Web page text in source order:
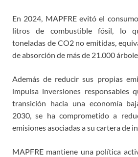
En 2024, MAPFRE evitó el
litros de combustible fósil, lo
toneladas de CO2 no emitidas,
de absorción de más de 21.000
Además de reducir sus propias
impulsa inversiones responsables
transición hacia una economía
2030, se ha comprometido a
emisiones asociadas a su cartera de
MAPFRE mantiene una política